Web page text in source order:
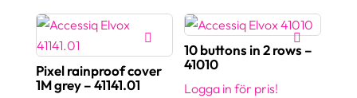
Pixel rainproof cover
1M grey – 41141.01
10 buttons in 2 rows –
41010
Logga in för pris!